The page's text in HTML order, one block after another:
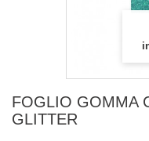
FOGLIO GOMMA
GLITTER